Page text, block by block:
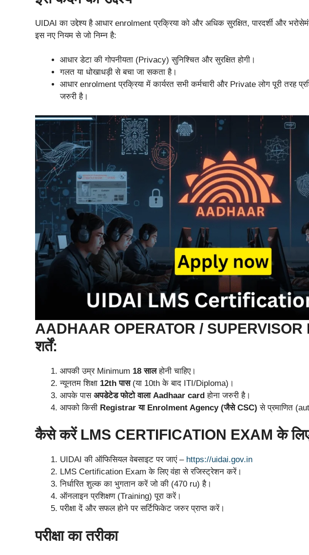
UIDAI का उद्देश्य है आधार enrolment प्रक्रिया को और अधिक सुरक्षित, पारदर्शी और
इस नए नियम से जो निम्न है:
आधार डेटा की गोपनीयता (Privacy) सुनिश्चित और सुरक्षित होगी।
गलत या धोखाधड़ी से बचा जा सकता है।
आधार enrolment प्रक्रिया में कार्यरत सभी कर्मचारी और Private लोग पूरी तरह
जरुरी है।
AADHAAR OPERATOR / SUPERVISOR
शर्तें:
आपकी उम्र Minimum 18 सालहोनी चाहिए।
न्यूनतम शिक्षा 12th पास(या 10th के बाद ITI/Diploma)।
आपके पास अपडेटेड फोटो वाला Aadhaar card होना जरुरी है।
आपको किसी Registrar या Enrolment Agency (जैसे CSC) से प्रमाणित
कैसे करें LMS CERTIFICATION EXAM के
UIDAI की ऑफिसियल वेबसाइट पर जाएं – https://uidai.gov.in
LMS Certification Exam के लिए वंहा से रजिस्ट्रेशन करें।
निर्धारित शुल्क का भुगतान करें जो की (470 ru) है।
ऑनलाइन प्रशिक्षण (Training) पूरा करें।
परीक्षा दें और सफल होने पर सर्टिफिकेट जरुर प्राप्त करें।
परीक्षा का तरीका